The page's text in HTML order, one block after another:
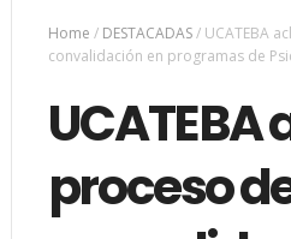
Home / DESTACADAS/ UCATEBA
convalidación en programas de
proceso